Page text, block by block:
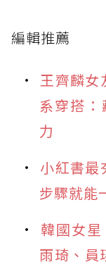
編輯推薦
王齊麟女
系穿搭
力
小紅書最
步驟就能
韓國女
雨琦、